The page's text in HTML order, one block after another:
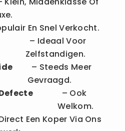
En Snel Verkocht.
– Ideaal Voor
Zelfstandigen.
– Steeds Meer
Gevraagd.
– Ook
Welkom.
Een Koper Via Ons